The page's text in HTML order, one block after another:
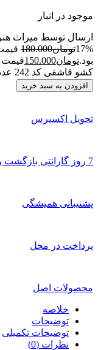
موجود در انبار
ارسال توسط میراث هنر
17%تومان180.000
بود.تومان150.000قیمت
کشو قاشقی کد 242 عدد
افزودن به سبد خرید
تحویل اکسپرس
7 روز گارانتی بازگشت وجه
پشتیبانی همیشگی
پرداخت در محل
محصولات اصل
خلاصه
توضیحات
توضیحات تکمیلی
نظرات (0)